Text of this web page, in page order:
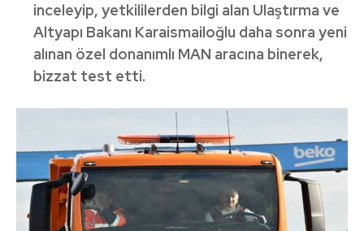
inceleyip, yetkililerden bilgi alan Ulaştırma ve
Altyapı Bakanı Karaismailoğlu daha sonra yeni
alınan özel donanımlı MAN aracına binerek,
bizzat test etti.